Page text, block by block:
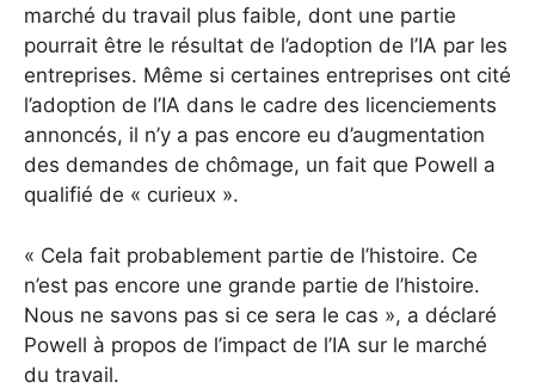
marché du travail plus faible, dont une partie
pourrait être le résultat de l’adoption de l’IA par les
entreprises. Même si certaines entreprises ont cité
l’adoption de l’IA dans le cadre des licenciements
annoncés, il n’y a pas encore eu d’augmentation
des demandes de chômage, un fait que Powell a
qualifié de « curieux ».
« Cela fait probablement partie de l’histoire. Ce
n’est pas encore une grande partie de l’histoire.
Nous ne savons pas si ce sera le cas », a déclaré
Powell à propos de l’impact de l’IA sur le marché
du travail.